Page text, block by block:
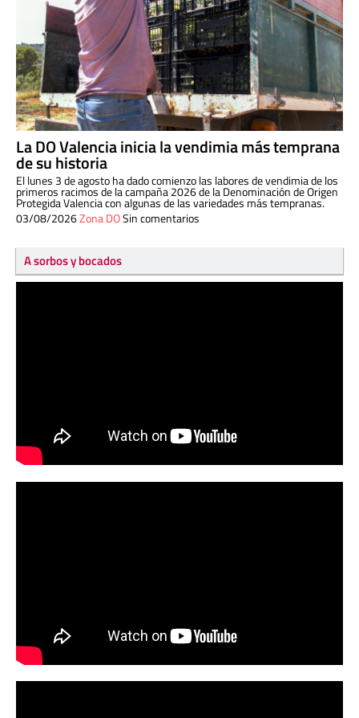
La DO Valencia inicia la vendimia más temprana
de su historia
El lunes 3 de agosto ha dado comienzo las labores de vendimia de los
primeros racimos de la campaña 2026 de la Denominación de Origen
Protegida Valencia con algunas de las variedades más tempranas.
03/08/2026Zona DOSin comentarios
A sorbos y bocados